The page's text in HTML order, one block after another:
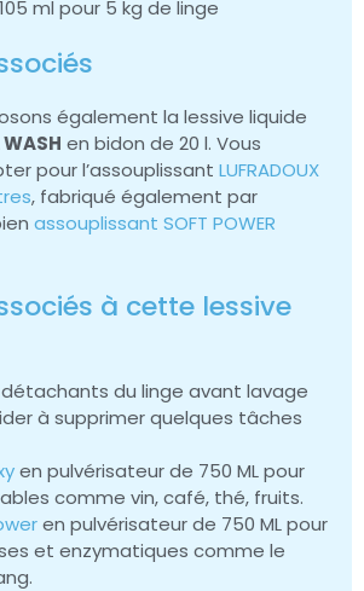
ml pour 5 kg de linge
également la lessive liquide
WASH en bidon de 20 l. Vous
pour l’assouplissant LUFRADOUX
, fabriqué également par
assouplissant SOFT POWER
à cette lessive
détachants du linge avant lavage
à supprimer quelques tâches
en pulvérisateur de 750 ML pour
comme vin, café, thé, fruits.
en pulvérisateur de 750 ML pour
et enzymatiques comme le